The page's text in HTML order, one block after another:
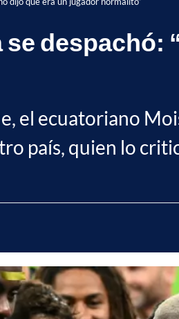
despachó:
el ecuatoriano
país, quien lo